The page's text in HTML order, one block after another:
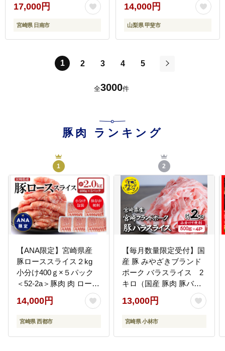
お弁当 BBQ キャンプ グ
ランピング お取り寄せ グ
ルメ 詰め合わせ 大容量
宮崎県 日南市 送料無料
17,000円
宮崎県 日南市
14,000円
山梨県 甲斐市
1 2 3 4
5
全3000件
豚肉 ランキング
1
【ANA限定】宮崎県産
豚ローススライス２kg
小分け400ｇ×５パック
＜52-2a＞豚肉 肉 ロース
スライス 小分け 大容量
宮崎県西都市 豚しゃぶ
すき焼き
14,000円
宮崎県 西都市
2
【毎月数量限定受付】国
産 豚 みやざきブランド
ポーク バラスライス 2
キロ（国産 豚肉 豚バラ
肉 生姜焼き 焼肉 スライ
ス 限定 小分け 宮崎 冷
凍）
13,000円
宮崎県 小林市